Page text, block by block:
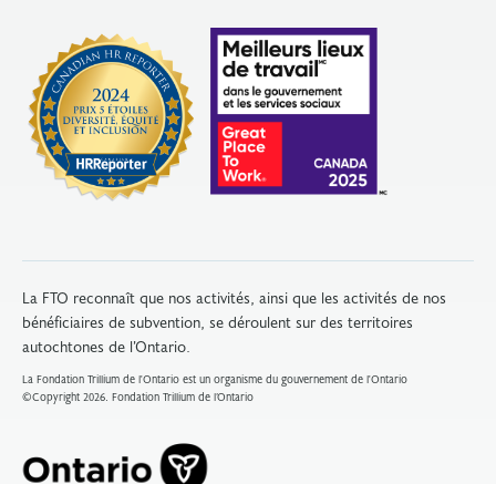
La FTO reconnaît que nos activités, ainsi que les activités de nos
bénéficiaires de subvention, se déroulent sur des territoires
autochtones de l’Ontario.
La Fondation Trillium de l'Ontario est un organisme du gouvernement de l'Ontario
©Copyright 2026. Fondation Trillium de l’Ontario